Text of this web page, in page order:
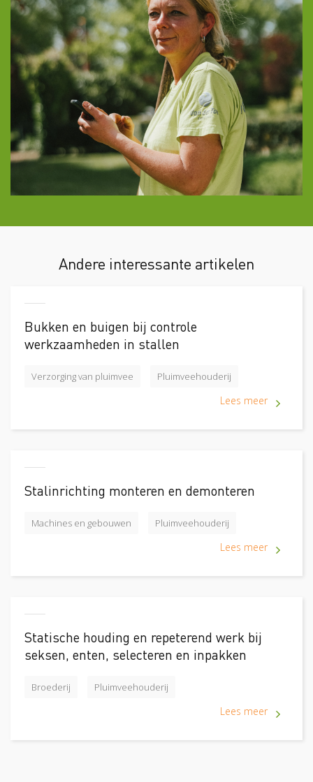
Andere interessante artikelen
Bukken en buigen bij controle
werkzaamheden in stallen
Verzorging van pluimvee Pluimveehouderij
Lees meer
Stalinrichting monteren en demonteren
Machines en gebouwen Pluimveehouderij
Lees meer
Statische houding en repeterend werk bij
seksen, enten, selecteren en inpakken
Broederij Pluimveehouderij
Lees meer